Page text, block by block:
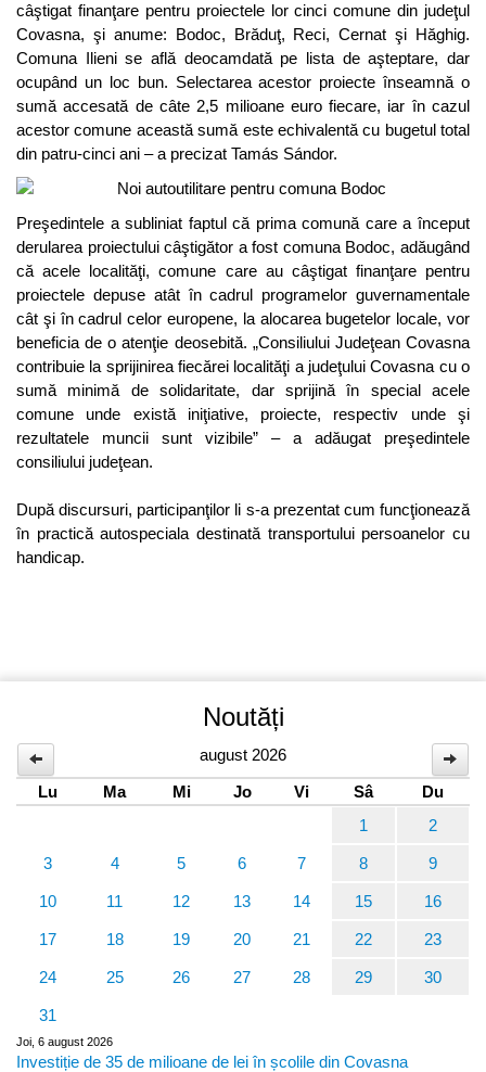
câştigat finanţare pentru proiectele lor cinci comune din judeţul
Covasna, şi anume: Bodoc, Brăduţ, Reci, Cernat şi Hăghig.
Comuna Ilieni se află deocamdată pe lista de aşteptare, dar
ocupând un loc bun. Selectarea acestor proiecte înseamnă o
sumă accesată de câte 2,5 milioane euro fiecare, iar în cazul
acestor comune această sumă este echivalentă cu bugetul total
din patru-cinci ani – a precizat Tamás Sándor.
Preşedintele a subliniat faptul că prima comună care a început
derularea proiectului câştigător a fost comuna Bodoc, adăugând
că acele localităţi, comune care au câştigat finanţare pentru
proiectele depuse atât în cadrul programelor guvernamentale
cât şi în cadrul celor europene, la alocarea bugetelor locale, vor
beneficia de o atenţie deosebită. „Consiliului Judeţean Covasna
contribuie la sprijinirea fiecărei localităţi a judeţului Covasna cu o
sumă minimă de solidaritate, dar sprijină în special acele
comune unde există iniţiative, proiecte, respectiv unde şi
rezultatele muncii sunt vizibile” – a adăugat preşedintele
consiliului judeţean.
După discursuri, participanţilor li s-a prezentat cum funcţionează
în practică autospeciala destinată transportului persoanelor cu
handicap.
Noutăți
august 2026
Lu
Ma Mi Jo Vi Sâ
Du
1
2
3 4 5 6 7 8 9
10 11 12 13 14 15 16
17 18 19 20 21 22 23
24 25 26 27 28 29 30
31
Joi, 6 august 2026
Investiție de 35 de milioane de lei în școlile din Covasna